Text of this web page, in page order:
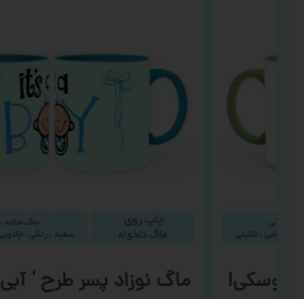
سوسکی!
ماگ نوزاد پسر طرح ‘ آبی it’s a boy ‘